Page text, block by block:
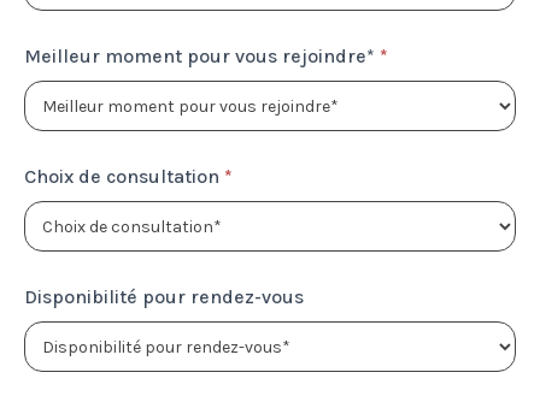
Meilleur moment pour vous rejoindre* *
Choix de consultation *
Disponibilité pour rendez-vous